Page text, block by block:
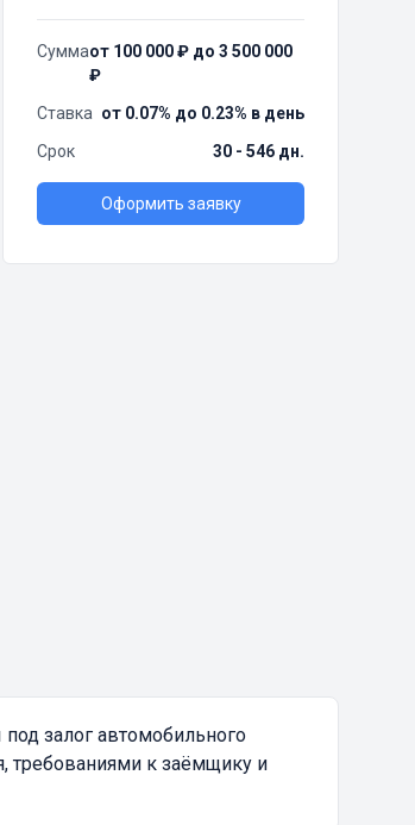
Суммаот 100 000 ₽ до 3 500 000
₽
Ставка от 0.07% до 0.23% в день
Срок
30 - 546 дн.
Оформить заявку
залог автомобильного
требованиями к заёмщику и